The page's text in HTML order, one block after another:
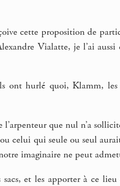
cette proposition de
Vialatte, je l’ai aussi
ont hurlé quoi, Klamm,
l’arpenteur que nul n’a
celui qui seule ou seul
imaginaire ne peut
et les apporter à ce lieu